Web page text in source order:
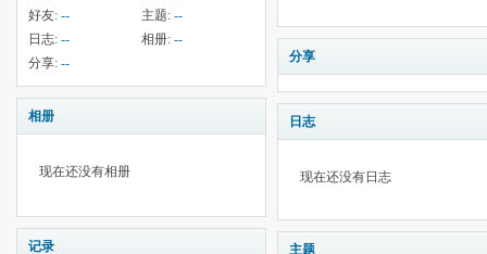
好友: -- 主题: --
日志: -- 相册: --
分享: --
相册
现在还没有相册
记录
分享
日志
现在还没有日志
主题